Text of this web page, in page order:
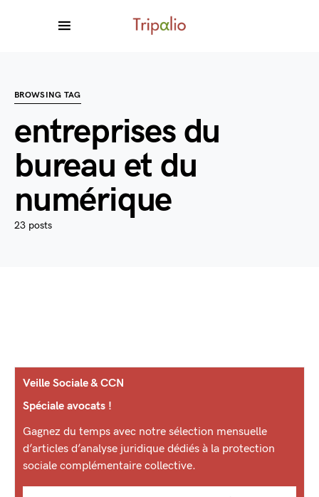
BROWSING TAG
entreprises du
bureau et du
numérique
23 posts
Veille Sociale & CCN
Spéciale avocats !
Gagnez du temps avec notre sélection mensuelle
d’articles d’analyse juridique dédiés à la protection
sociale complémentaire collective.